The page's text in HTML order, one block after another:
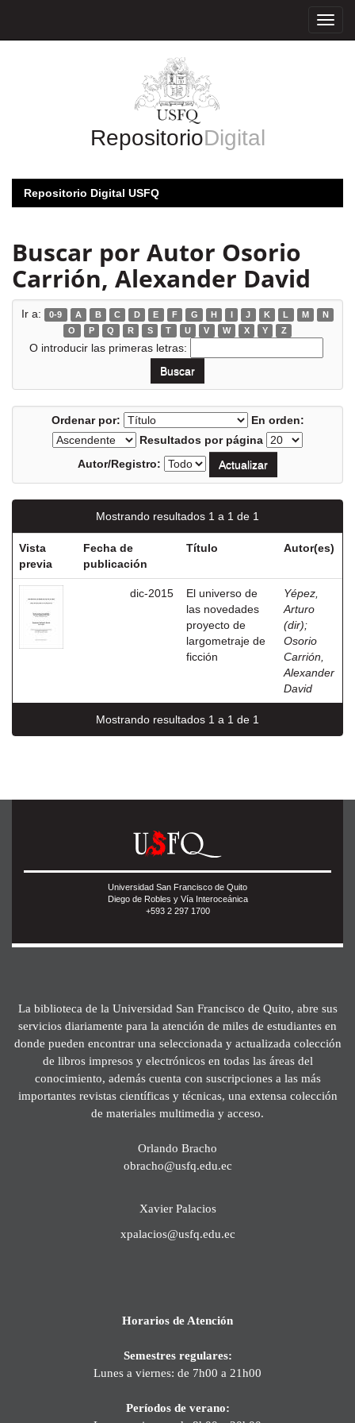
RepositorioDigital
Repositorio Digital USFQ
Buscar por Autor Osorio
Carrión, Alexander David
Ir a: 0-9 A B C D E F G H I J K L M
N
O
P Q R S T U V W X Y Z
O introducir las primeras letras:
Ordenar por:
En orden:
Resultados por página
Autor/Registro:
Mostrando resultados 1 a 1 de 1
Vista
previa
Fecha de
publicación
Título Autor(es)
dic-2015
El universo de
las novedades
proyecto de
largometraje de
ficción
Yépez,
Arturo
(dir);
Osorio
Carrión,
Alexander
David
Mostrando resultados 1 a 1 de 1
Universidad San Francisco de Quito
Diego de Robles y Vía Interoceánica
+593 2 297 1700
La biblioteca de la Universidad San Francisco de Quito, abre sus
servicios diariamente para la atención de miles de estudiantes en
donde pueden encontrar una seleccionada y actualizada colección
de libros impresos y electrónicos en todas las áreas del
conocimiento, además cuenta con suscripciones a las más
importantes revistas científicas y técnicas, una extensa colección
de materiales multimedia y acceso.
Orlando Bracho
obracho@usfq.edu.ec
Xavier Palacios
xpalacios@usfq.edu.ec
Horarios de Atención
Semestres regulares:
Lunes a viernes: de 7h00 a 21h00
Períodos de verano: